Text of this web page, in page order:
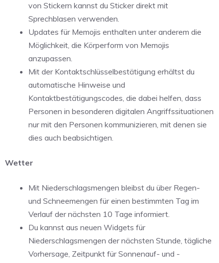
von Stickern kannst du Sticker direkt mit
Sprechblasen verwenden.
Updates für Memojis enthalten unter anderem die
Möglichkeit, die Körperform von Memojis
anzupassen.
Mit der Kontaktschlüsselbestätigung erhältst du
automatische Hinweise und
Kontaktbestätigungscodes, die dabei helfen, dass
Personen in besonderen digitalen Angriffssituationen
nur mit den Personen kommunizieren, mit denen sie
dies auch beabsichtigen.
Wetter
Mit Niederschlagsmengen bleibst du über Regen-
und Schneemengen für einen bestimmten Tag im
Verlauf der nächsten 10 Tage informiert.
Du kannst aus neuen Widgets für
Niederschlagsmengen der nächsten Stunde, tägliche
Vorhersage, Zeitpunkt für Sonnenauf- und -